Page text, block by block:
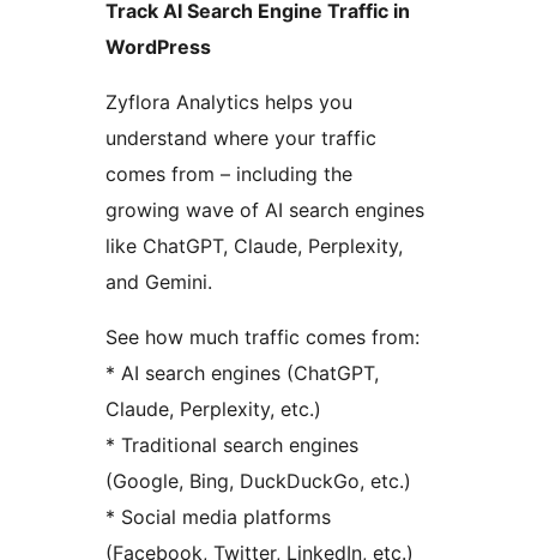
Track AI Search Engine Traffic in
WordPress
Zyflora Analytics helps you
understand where your traffic
comes from – including the
growing wave of AI search engines
like ChatGPT, Claude, Perplexity,
and Gemini.
See how much traffic comes from:
* AI search engines (ChatGPT,
Claude, Perplexity, etc.)
* Traditional search engines
(Google, Bing, DuckDuckGo, etc.)
* Social media platforms
(Facebook, Twitter, LinkedIn, etc.)